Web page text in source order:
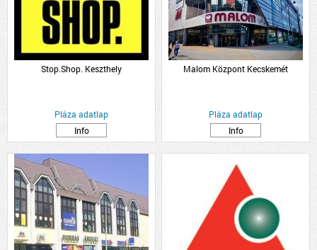
Stop.Shop. Keszthely
Pláza adatlap
Info
Malom Központ Kecskemét
Pláza adatlap
Info